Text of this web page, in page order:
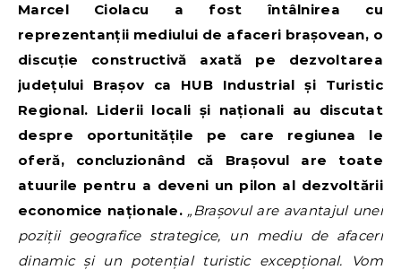
Marcel Ciolacu a fost întâlnirea cu
reprezentanții mediului de afaceri brașovean, o
discuție constructivă axată pe dezvoltarea
județului Brașov ca HUB Industrial și Turistic
Regional. Liderii locali și naționali au discutat
despre oportunitățile pe care regiunea le
oferă, concluzionând că Brașovul are toate
atuurile pentru a deveni un pilon al dezvoltării
economice naționale. „Brașovul are avantajul unei
poziții geografice strategice, un mediu de afaceri
dinamic și un potențial turistic excepțional. Vom